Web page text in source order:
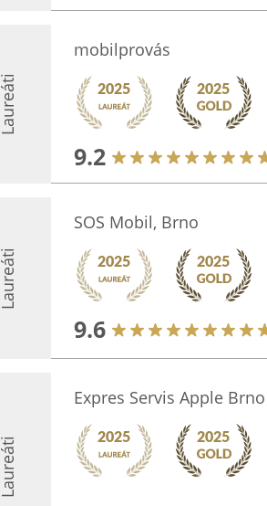
Laureáti
mobilprovás
9.2
Laureáti
SOS Mobil, Brno
9.6
Laureáti
Expres Servis Apple Brno